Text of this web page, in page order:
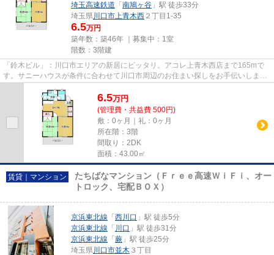
埼玉高速鉄道 「 南鳩ヶ谷 」駅 徒歩33分
埼玉県川口市上青木西 ２丁目1-35
6.5万円
築年数：築46年 ｜募集中： 1室
階数：3階建
「鈴木ビル」：川口市エリアの新居にピッタリ。アコレ上青木西店まで165mで
す。サニーハウスが条件に合わせて川口市周辺のお住まい探しをお手伝いしま
6.5万円
(管理費・共益費 500円)
敷：0ヶ月｜礼：0ヶ月
所在階：3階
間取り：2DK
面積：43.00㎡
賃貸｜マンション
たちばなマンション（Ｆｒｅｅ高速ＷｉＦｉ、オー
トロック、宅配ＢＯＸ）
京浜東北線 「 西川口 」駅 徒歩5分
京浜東北線 「 川口 」駅 徒歩31分
京浜東北線 「 蕨 」駅 徒歩25分
埼玉県川口市並木 ３丁目